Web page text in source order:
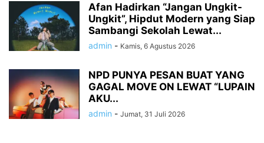
Afan Hadirkan “Jangan Ungkit-
Ungkit”, Hipdut Modern yang Siap
Sambangi Sekolah Lewat...
admin - Kamis, 6 Agustus 2026
NPD PUNYA PESAN BUAT YANG
GAGAL MOVE ON LEWAT “LUPAIN
AKU...
admin - Jumat, 31 Juli 2026